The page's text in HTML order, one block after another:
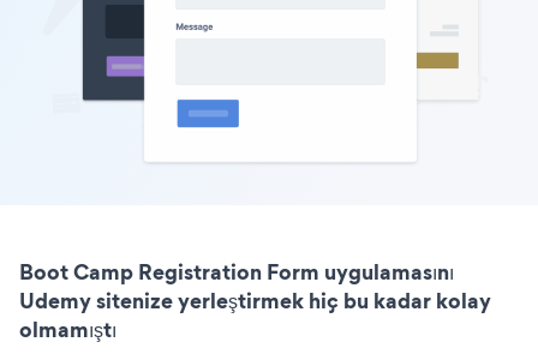
Boot Camp Registration Form uygulamasını
Udemy sitenize yerleştirmek hiç bu kadar kolay
olmamıştı